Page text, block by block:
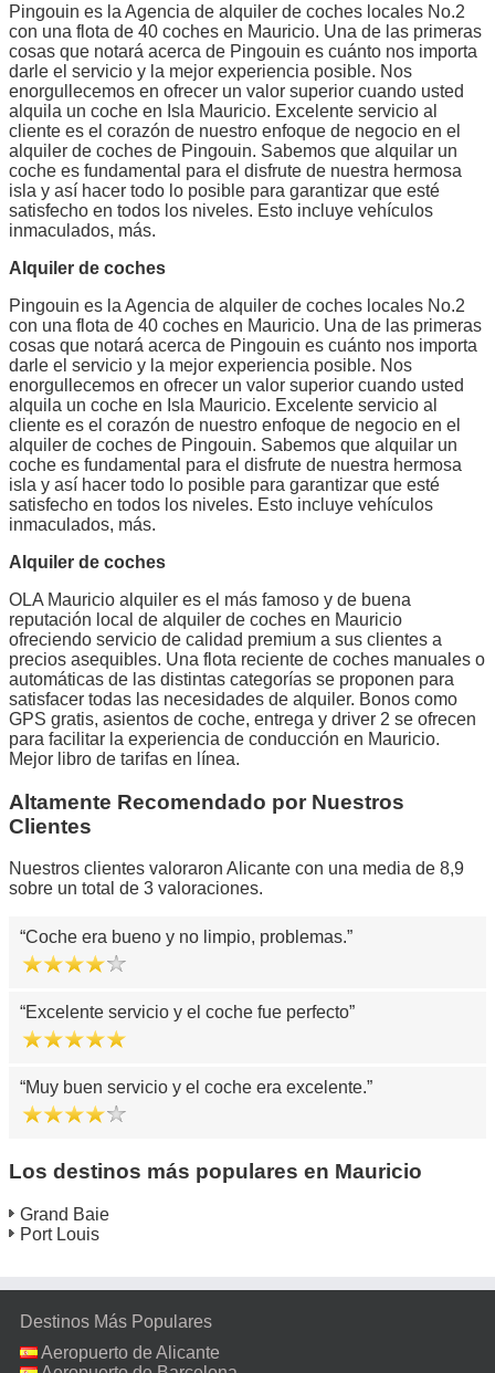
Pingouin es la Agencia de alquiler de coches locales No.2
con una flota de 40 coches en Mauricio. Una de las primeras
cosas que notará acerca de Pingouin es cuánto nos importa
darle el servicio y la mejor experiencia posible. Nos
enorgullecemos en ofrecer un valor superior cuando usted
alquila un coche en Isla Mauricio. Excelente servicio al
cliente es el corazón de nuestro enfoque de negocio en el
alquiler de coches de Pingouin. Sabemos que alquilar un
coche es fundamental para el disfrute de nuestra hermosa
isla y así hacer todo lo posible para garantizar que esté
satisfecho en todos los niveles. Esto incluye vehículos
inmaculados, más.
Alquiler de coches
Pingouin es la Agencia de alquiler de coches locales No.2
con una flota de 40 coches en Mauricio. Una de las primeras
cosas que notará acerca de Pingouin es cuánto nos importa
darle el servicio y la mejor experiencia posible. Nos
enorgullecemos en ofrecer un valor superior cuando usted
alquila un coche en Isla Mauricio. Excelente servicio al
cliente es el corazón de nuestro enfoque de negocio en el
alquiler de coches de Pingouin. Sabemos que alquilar un
coche es fundamental para el disfrute de nuestra hermosa
isla y así hacer todo lo posible para garantizar que esté
satisfecho en todos los niveles. Esto incluye vehículos
inmaculados, más.
Alquiler de coches
OLA Mauricio alquiler es el más famoso y de buena
reputación local de alquiler de coches en Mauricio
ofreciendo servicio de calidad premium a sus clientes a
precios asequibles. Una flota reciente de coches manuales o
automáticas de las distintas categorías se proponen para
satisfacer todas las necesidades de alquiler. Bonos como
GPS gratis, asientos de coche, entrega y driver 2 se ofrecen
para facilitar la experiencia de conducción en Mauricio.
Mejor libro de tarifas en línea.
Altamente Recomendado por Nuestros
Clientes
Nuestros clientes valoraron Alicante con una media de 8,9
sobre un total de 3 valoraciones.
Coche era bueno y no limpio, problemas.
Excelente servicio y el coche fue perfecto
Muy buen servicio y el coche era excelente.
Los destinos más populares en Mauricio
Grand Baie
Port Louis
Destinos Más Populares
Aeropuerto de Alicante